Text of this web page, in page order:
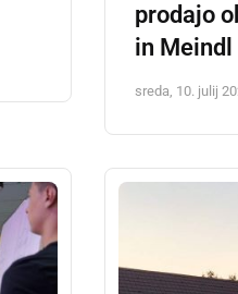
prodajo
in Meindl
sreda, 10. julij